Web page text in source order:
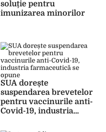
soluție pentru
imunizarea minorilor
SUA dorește
suspendarea brevetelor
pentru vaccinurile anti-
Covid-19, industria